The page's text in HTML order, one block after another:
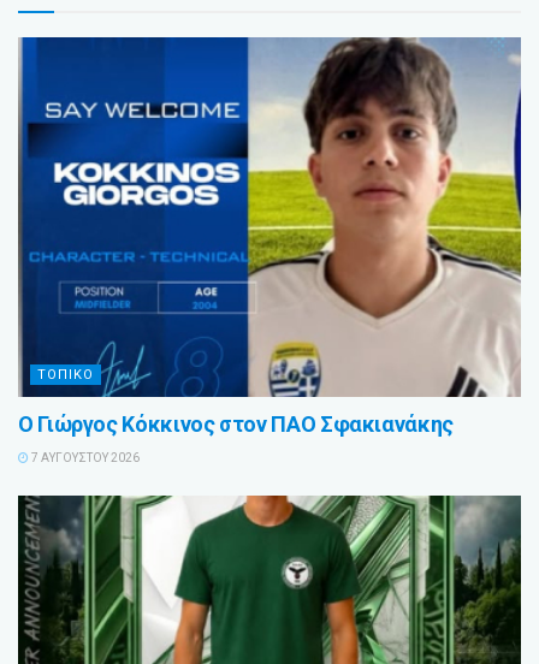
ΤΟΠΙΚΟ
Ο Γιώργος Κόκκινος στον ΠΑΟ Σφακιανάκης
7 ΑΥΓΟΎΣΤΟΥ 2026